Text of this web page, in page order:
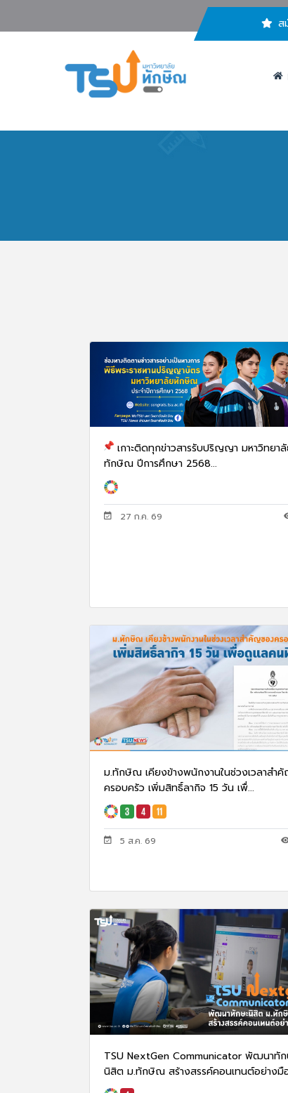
ส
เกาะติดทุกข่าวสารรับปริญญา มหาวิทยา
ทักษิณ ปีการศึกษา 2568...
27 ก.ค. 69
ม.ทักษิณ เคียงข้างพนักงานในช่วงเวลาสำ
ครอบครัว เพิ่มสิทธิ์ลากิจ 15 วัน เพื่...
5 ส.ค. 69
TSU NextGen Communicator พัฒนาทัก
นิสิต ม.ทักษิณ สร้างสรรค์คอนเทนต์อย่างมื